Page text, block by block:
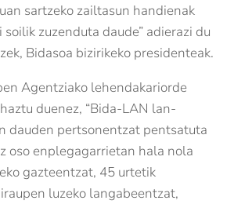
sartzeko zailtasun handienak
zuzenduta daude” adierazi du
Bidasoa bizirikeko presidenteak.
Agentziako lehendakariorde
duenez, “Bida-LAN lan-
dauden pertsonentzat pentsatuta
oso enplegagarrietan hala nola
gazteentzat, 45 urtetik
luzeko langabeentzat,